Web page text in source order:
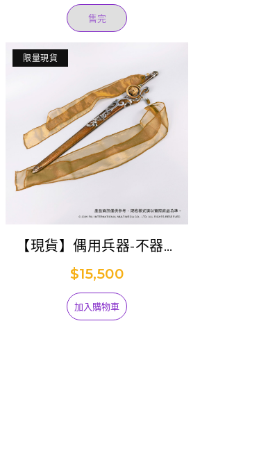
售完
限量現貨
【現貨】偶用兵器-不器之
器 (香六牙)
$15,500
加入購物車